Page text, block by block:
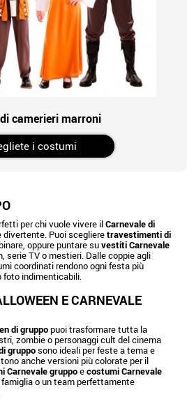
camerieri marroni
i costumi
per chi vuole vivere ilCarnevale di
divertente. Puoi sceglieretravestimenti di
oppure puntare suvestiti Carnevale
serie TV o mestieri. Dalle coppie agli
coordinati rendono ogni festa più
foto indimenticabili.
E CARNEVALE
di gruppopuoi trasformare tutta la
zombie o personaggi cult del cinema
grupposono ideali per feste a tema e
anche versioni più colorate per il
Carnevale gruppoecostumi Carnevale
famiglia o un team perfettamente